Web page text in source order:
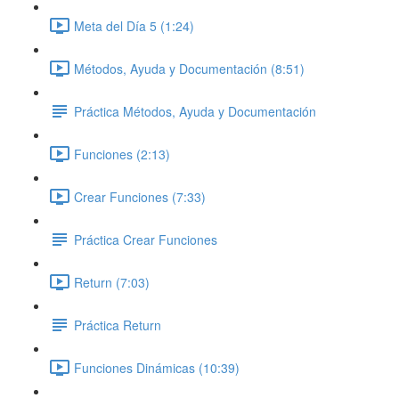
Meta del Día 5 (1:24)
Métodos, Ayuda y Documentación (8:51)
Práctica Métodos, Ayuda y Documentación
Funciones (2:13)
Crear Funciones (7:33)
Práctica Crear Funciones
Return (7:03)
Práctica Return
Funciones Dinámicas (10:39)